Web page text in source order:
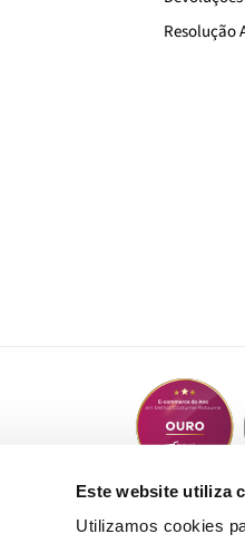
Este website utiliza
Utilizamos cookies
Resolução